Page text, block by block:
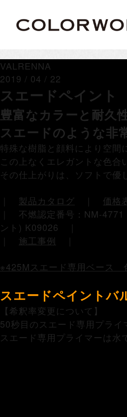
VALRENNA
2019 / 04 / 22
スエードペイント
豊富なカラーと耐久
スエードのような非
特殊な樹脂と顔料により空間
この上なくエレガントな色
その仕上がりは、ソフトで優
製品カタログ 価格
｜ 不燃認定番号：NM-
ント) K09026 ｜
施工事例
※425Mスエード専用ベース
スエードペイントバ
【希釈率変更について】
50秒目のスエード専用プラ
スエード専用プライマーは